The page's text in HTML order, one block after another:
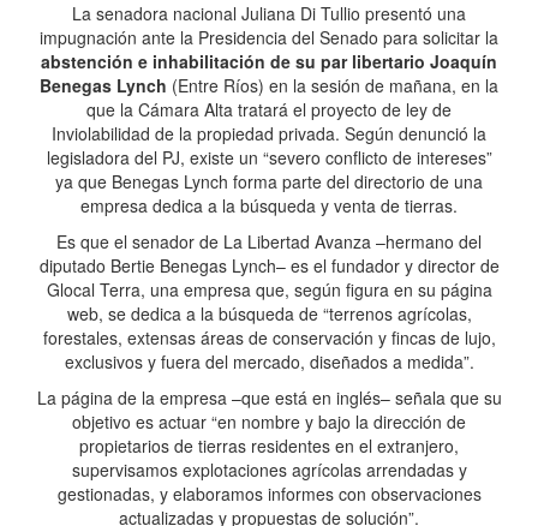
La senadora nacional Juliana Di Tullio presentó una
impugnación ante la Presidencia del Senado para solicitar la
abstención e inhabilitación de su par libertario Joaquín
Benegas Lynch (Entre Ríos) en la sesión de mañana, en la
que la Cámara Alta tratará el proyecto de ley de
Inviolabilidad de la propiedad privada. Según denunció la
legisladora del PJ, existe un “severo conflicto de intereses”
ya que Benegas Lynch forma parte del directorio de una
empresa dedica a la búsqueda y venta de tierras.
Es que el senador de La Libertad Avanza –hermano del
diputado Bertie Benegas Lynch– es el fundador y director de
Glocal Terra, una empresa que, según figura en su página
web, se dedica a la búsqueda de “terrenos agrícolas,
forestales, extensas áreas de conservación y fincas de lujo,
exclusivos y fuera del mercado, diseñados a medida”.
La página de la empresa –que está en inglés– señala que su
objetivo es actuar “en nombre y bajo la dirección de
propietarios de tierras residentes en el extranjero,
supervisamos explotaciones agrícolas arrendadas y
gestionadas, y elaboramos informes con observaciones
actualizadas y propuestas de solución”.